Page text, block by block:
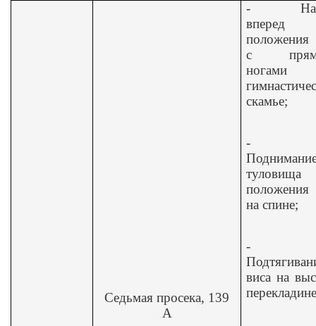
Седьмая просека, 139
А
-
положения
с
скамье;
-
положения
на спине;
-
виса на